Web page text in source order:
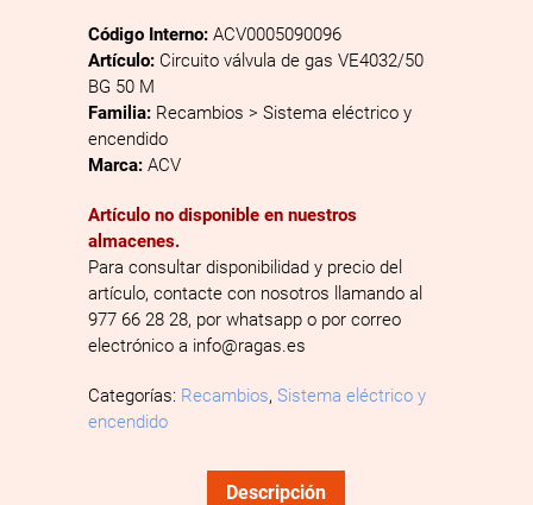
Código Interno: ACV0005090096
Artículo: Circuito válvula de gas VE4032/50
BG 50 M
Familia: Recambios > Sistema eléctrico y
encendido
Marca: ACV
Artículo no disponible en nuestros
almacenes.
Para consultar disponibilidad y precio del
artículo, contacte con nosotros llamando al
977 66 28 28, por whatsapp o por correo
electrónico a info@ragas.es
Categorías: Recambios, Sistema eléctrico y
encendido
Descripción